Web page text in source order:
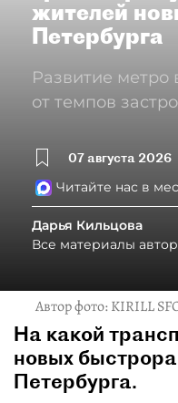
жителей
Петербурга
Развитие метро
от темпов
07 августа 2026
Читайте нас в
Дарья Кильцова
Все материалы
Автор фото:KIRILL
На какой
новых
Петербурга.